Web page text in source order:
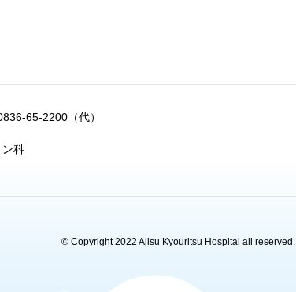
65-2200（代）
ン科
© Copyright 2022 Ajisu Kyouritsu Hospital all reserved.